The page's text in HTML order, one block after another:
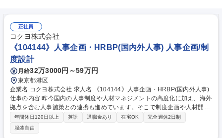
正社員
コクヨ株式会社
《104144》人事企画・HRBP(国内外人事) 人事企画/制
度設計
月給32万3000円～59万円
東京都港区
企業名 コクヨ株式会社 求人名 《104144》人事企画・HRBP(国内外人事)
仕事の内容 昨今国内の人事制度や人材マネジメントの高度化に加え、海外
拠点を含む人事施策との連携も進めています。そこで制度企画や人材開
発、採用、M&A対応など、人事戦略を推進できる方を募集します。 人事
企画・HRBPとして、組織課題への対応、人材マネジメント支援、人事制
度の企画・運用を担っていただきます。国内を中心に、必要に応じて海外
年間休日120日以上 英語 退職金あり 在宅OK
完全週休2日制
服装自由